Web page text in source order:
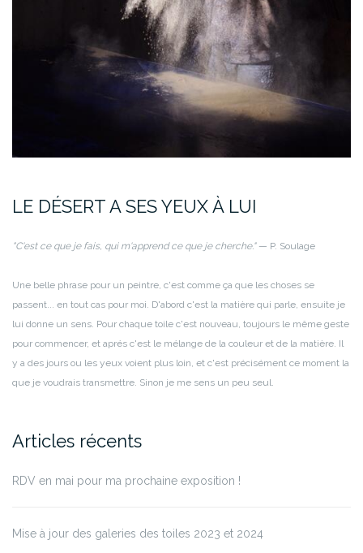
LE DÉSERT A SES YEUX À LUI
"C'est ce que je fais, qui m'apprend ce que je cherche."— P. Soulage
Une belle phrase pour un peintre, c'est comme ça que les choses se
passent... en tout cas pour moi. D'abord c'est la matière qui parle, ensuite je
lui donne un sens. Pour chaque toile c'est nouveau, toujours le même geste
pour commencer, et aprés c'est le mélange de la couleur et de la matière. Il
y a des jours ou les yeux voient plus loin, et c'est précisément ce moment la
que je voudrais transmettre. Sinon je me sens un peu seul.
Articles récents
RDV en mai pour ma prochaine exposition !
Mise à jour des galeries des toiles 2023 et 2024